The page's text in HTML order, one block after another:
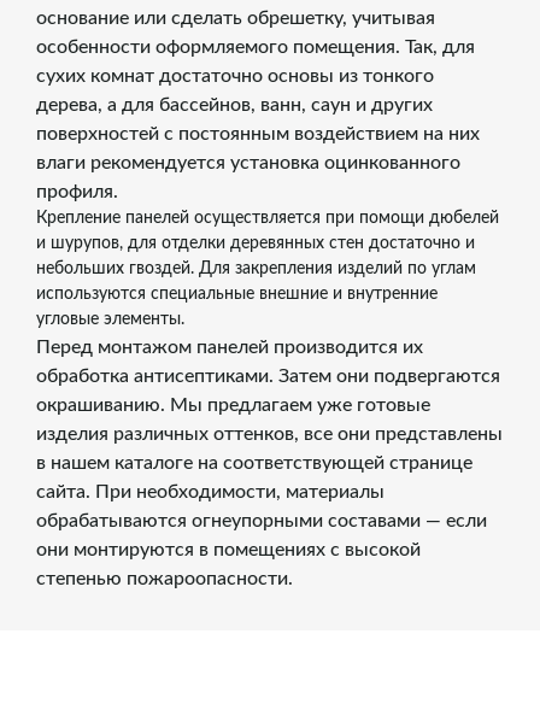
основание или сделать обрешетку, учитывая
особенности оформляемого помещения. Так, для
сухих комнат достаточно основы из тонкого
дерева, а для бассейнов, ванн, саун и других
поверхностей с постоянным воздействием на них
влаги рекомендуется установка оцинкованного
профиля.
Крепление панелей осуществляется при помощи дюбелей
и шурупов, для отделки деревянных стен достаточно и
небольших гвоздей. Для закрепления изделий по углам
используются специальные внешние и внутренние
угловые элементы.
Перед монтажом панелей производится их
обработка антисептиками. Затем они подвергаются
окрашиванию. Мы предлагаем уже готовые
изделия различных оттенков, все они представлены
в нашем каталоге на соответствующей странице
сайта. При необходимости, материалы
обрабатываются огнеупорными составами — если
они монтируются в помещениях с высокой
степенью пожароопасности.